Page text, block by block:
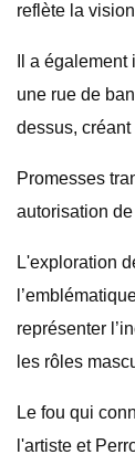
reflète la
Il a
une rue de
dessus,
Promesses
autorisation
L'exploration
représenter
les rôles
Le fou qui
l'artiste et